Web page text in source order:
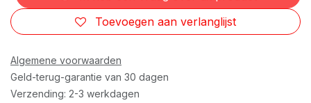
Toevoegen aan verlanglijst
Algemene voorwaarden
Geld-terug-garantie van 30 dagen
Verzending: 2-3 werkdagen